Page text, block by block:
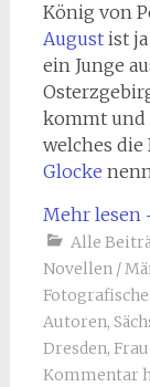
König von
Augustist ja
ein Junge
kommt und
welches
Glocke
Mehr lesen
Alle
Novellen /
Autoren,
Dresden,
Kommentar